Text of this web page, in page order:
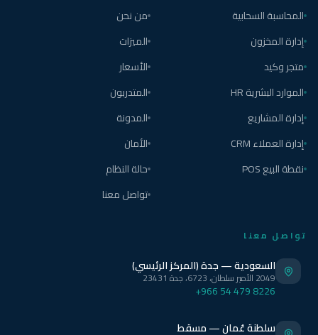
المحاسبة السحابية
إدارة المخزون
متجر وكيد
الموارد البشرية HR
إدارة المشاريع
إدارة العملاء CRM
نقطة البيع POS
من نحن
الميزات
الأسعار
المتدربون
المدونة
الأمان
حالة النظام
تواصل معنا
تواصل معنا
السعودية — جدة (المركز الرئيسي)
2049 الأمير سلطان، 6723، جدة 23431
+966 54 479 8226
سلطنة عُمان — مسقط